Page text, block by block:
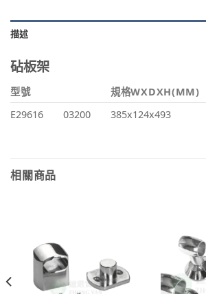
描述
砧板架
型號 規格WXDXH(MM)
E29616
03200 385x124x493
相關商品